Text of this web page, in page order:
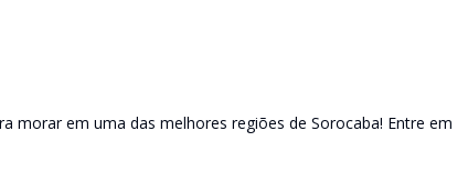
morar em uma das melhores regiões de Sorocaba! Entre em